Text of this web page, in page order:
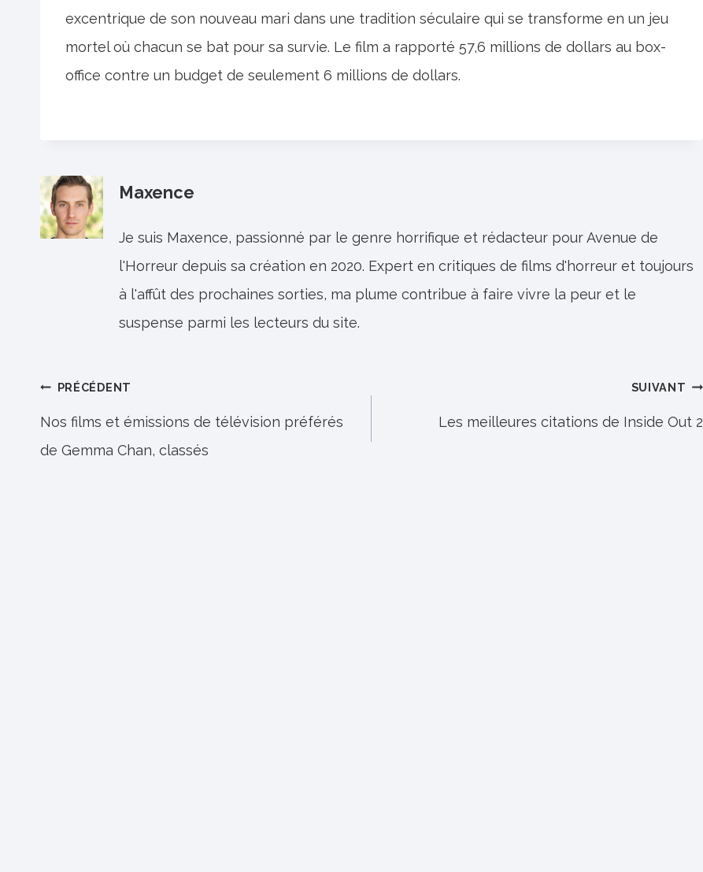
excentrique de son nouveau mari dans une tradition séculaire qui se transforme en un jeu
mortel où chacun se bat pour sa survie. Le film a rapporté 57,6 millions de dollars au box-
office contre un budget de seulement 6 millions de dollars.
Maxence
Je suis Maxence, passionné par le genre horrifique et rédacteur pour Avenue de
l'Horreur depuis sa création en 2020. Expert en critiques de films d'horreur et toujours
à l'affût des prochaines sorties, ma plume contribue à faire vivre la peur et le
suspense parmi les lecteurs du site.
Navigation
de
l’article
PRÉCÉDENT
Nos films et émissions de télévision préférés
de Gemma Chan, classés
SUIVANT
Les meilleures citations de Inside Out 2